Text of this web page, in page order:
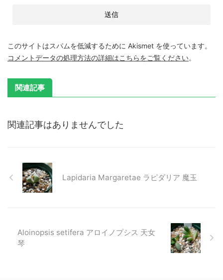
このサイトはスパムを低減するために Akismet を使っています。
コメントデータの処理方法の詳細はこちらをご覧ください。
関連記事
関連記事はありませんでした
Lapidaria Margaretae ラピダリア 魔玉
Aloinopsis setifera アロイノプシス 天女
琴